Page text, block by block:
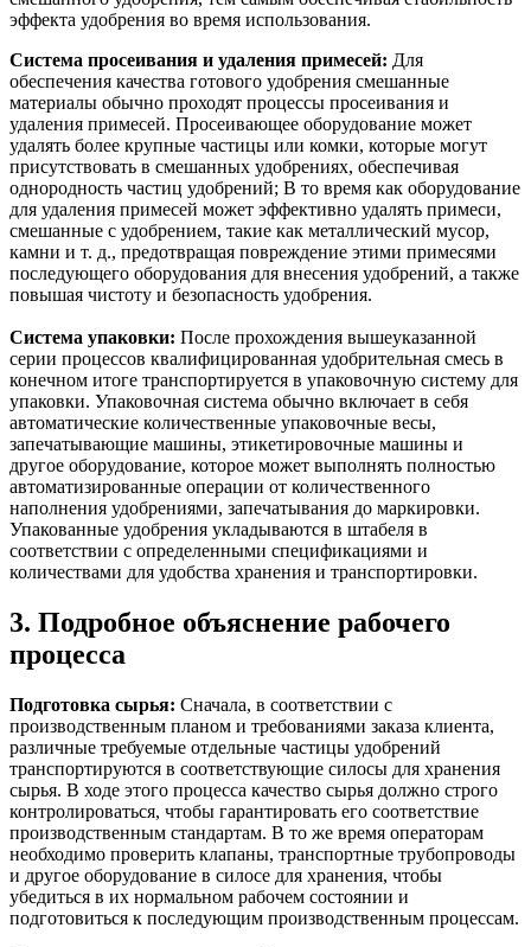
эффекта удобрения во время использования.
Система просеивания и удаления примесей: Для
обеспечения качества готового удобрения смешанные
материалы обычно проходят процессы просеивания и
удаления примесей. Просеивающее оборудование может
удалять более крупные частицы или комки, которые могут
присутствовать в смешанных удобрениях, обеспечивая
однородность частиц удобрений; В то время как оборудование
для удаления примесей может эффективно удалять примеси,
смешанные с удобрением, такие как металлический мусор,
камни и т. д., предотвращая повреждение этими примесями
последующего оборудования для внесения удобрений, а также
повышая чистоту и безопасность удобрения.
Система упаковки: После прохождения вышеуказанной
серии процессов квалифицированная удобрительная смесь в
конечном итоге транспортируется в упаковочную систему для
упаковки. Упаковочная система обычно включает в себя
автоматические количественные упаковочные весы,
запечатывающие машины, этикетировочные машины и
другое оборудование, которое может выполнять полностью
автоматизированные операции от количественного
наполнения удобрениями, запечатывания до маркировки.
Упакованные удобрения укладываются в штабеля в
соответствии с определенными спецификациями и
количествами для удобства хранения и транспортировки.
3. Подробное объяснение рабочего
процесса
Подготовка сырья: Сначала, в соответствии с
производственным планом и требованиями заказа клиента,
различные требуемые отдельные частицы удобрений
транспортируются в соответствующие силосы для хранения
сырья. В ходе этого процесса качество сырья должно строго
контролироваться, чтобы гарантировать его соответствие
производственным стандартам. В то же время операторам
необходимо проверить клапаны, транспортные трубопроводы
и другое оборудование в силосе для хранения, чтобы
убедиться в их нормальном рабочем состоянии и
подготовиться к последующим производственным процессам.